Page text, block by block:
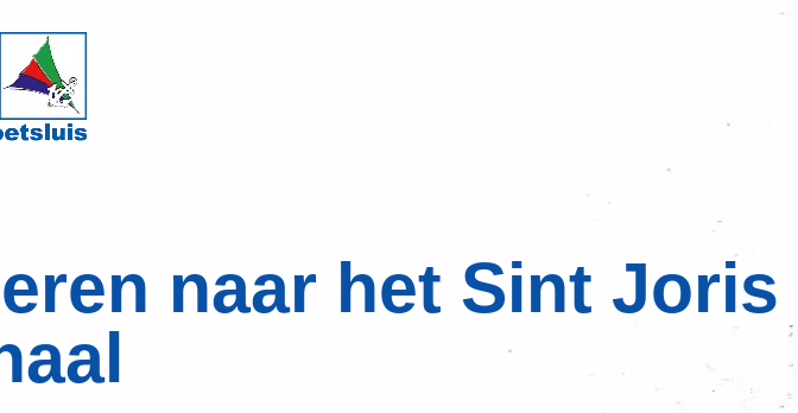
naar het Sint Joris